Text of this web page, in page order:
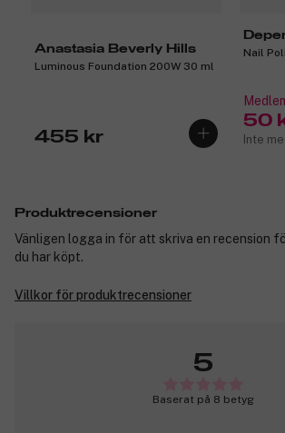
Anastasia Beverly Hills
Luminous Foundation 200W 30 ml
455 kr
Nail
50
Inte
Produktrecensioner
Vänligen logga in för att skriva en recension
du har köpt.
Villkor för produktrecensioner
5
Baserat på 8 betyg